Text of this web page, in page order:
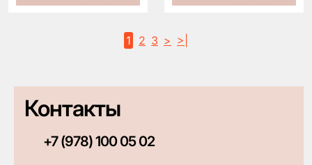
1 2 3 > >|
Контакты
+7 (978) 100 05 02